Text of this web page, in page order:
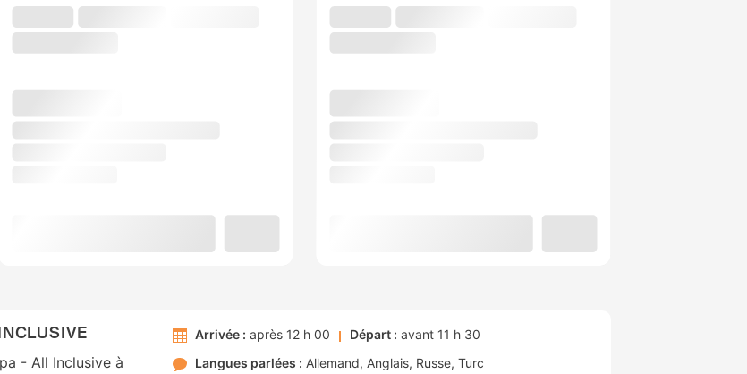
- All Inclusive à
Arrivée : après 12 h 00 Départ : avant 11 h 30
Langues parlées : Allemand Anglais Russe Turc